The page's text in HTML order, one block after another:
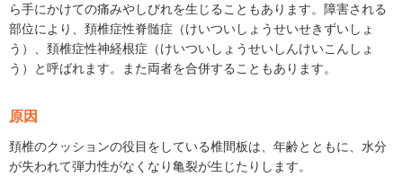
ら⼿にかけての痛みやしびれを⽣じることもあります。障害される
部位により、頚椎症性脊髄症（けいついしょうせいせきずいしょ
う）、頚椎症性神経根症（けいついしょうせいしんけいこんしょ
う）と呼ばれます。また両者を合併することもあります。
原因
頚椎のクッションの役目をしている椎間板は、年齢とともに、水分
が失われて弾力性がなくなり亀裂が生じたりします。